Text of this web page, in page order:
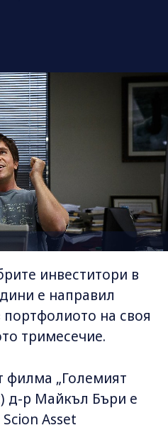
инвеститори в
е направил
на своя
тримесечие.
филма „Големият
д-р Майкъл Бъри е
Asset